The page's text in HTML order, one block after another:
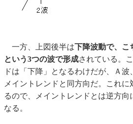
一方、上図後半は下降波動で、こ
という3つの波で形成されている。
ドは「下降」となるわけだが、Ａ波
メイントレンドと同方向だ。これ
るので、メイントレンドとは逆方向
なる。